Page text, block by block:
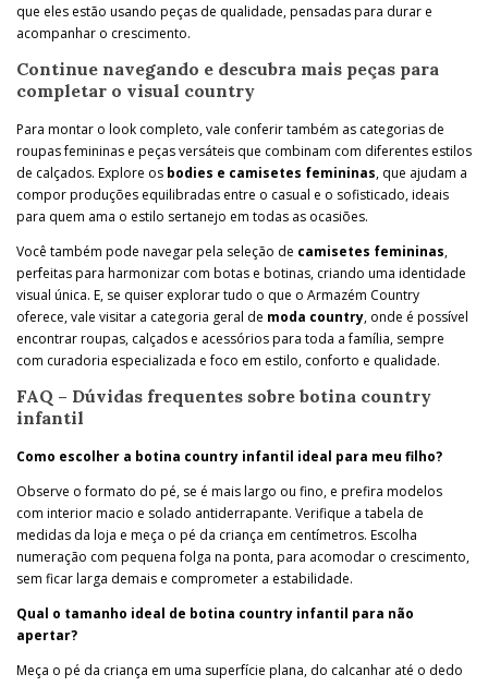
que eles estão usando peças de qualidade, pensadas para durar e
acompanhar o crescimento.
Continue navegando e descubra mais peças para
completar o visual country
Para montar o look completo, vale conferir também as categorias de
roupas femininas e peças versáteis que combinam com diferentes estilos
de calçados. Explore os bodies e camisetes femininas, que ajudam a
compor produções equilibradas entre o casual e o sofisticado, ideais
para quem ama o estilo sertanejo em todas as ocasiões.
Você também pode navegar pela seleção de camisetes femininas,
perfeitas para harmonizar com botas e botinas, criando uma identidade
visual única. E, se quiser explorar tudo o que o Armazém Country
oferece, vale visitar a categoria geral de moda country, onde é possível
encontrar roupas, calçados e acessórios para toda a família, sempre
com curadoria especializada e foco em estilo, conforto e qualidade.
FAQ – Dúvidas frequentes sobre botina country
infantil
Como escolher a botina country infantil ideal para meu filho?
Observe o formato do pé, se é mais largo ou fino, e prefira modelos
com interior macio e solado antiderrapante. Verifique a tabela de
medidas da loja e meça o pé da criança em centímetros. Escolha
numeração com pequena folga na ponta, para acomodar o crescimento,
sem ficar larga demais e comprometer a estabilidade.
Qual o tamanho ideal de botina country infantil para não
apertar?
Meça o pé da criança em uma superfície plana, do calcanhar até o dedo